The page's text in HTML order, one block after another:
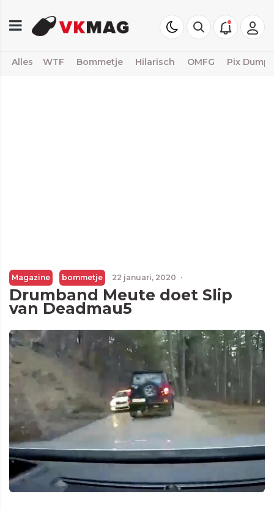
Alles WTF Bommetje Hilarisch OMFG Pix Dump
Magazine bommetje 22 januari, 2020 ·
Drumband Meute doet Slip
van Deadmau5